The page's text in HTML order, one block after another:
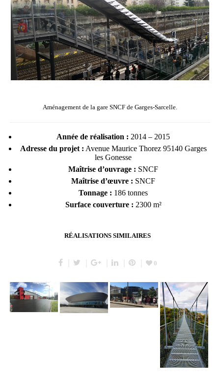
Aménagement de la gare SNCF de Garges-Sarcelle.
Année de réalisation : 2014 – 2015
Adresse du projet : Avenue Maurice Thorez 95140 Garges
les Gonesse
Maîtrise d’ouvrage : SNCF
Maîtrise d’œuvre : SNCF
Tonnage : 186 tonnes
Surface couverture : 2300 m²
RÉALISATIONS SIMILAIRES
0